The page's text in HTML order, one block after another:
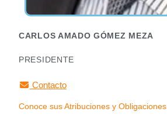
CARLOS AMADO GÓMEZ MEZA
PRESIDENTE
Contacto
Conoce sus Atribuciones y Obligaciones